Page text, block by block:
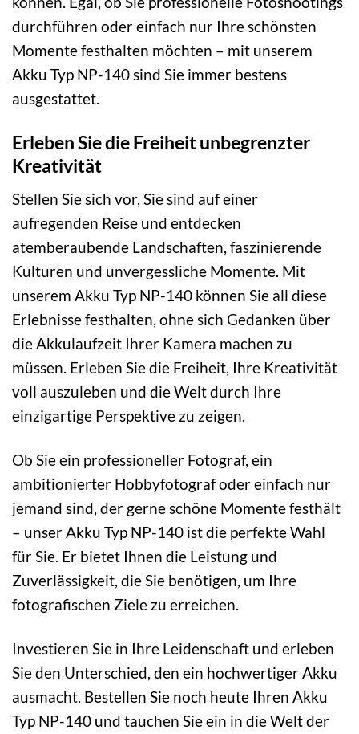
durchführen oder einfach nur Ihre schönsten
Momente festhalten möchten – mit unserem
Akku Typ NP-140 sind Sie immer bestens
ausgestattet.
Erleben Sie die Freiheit unbegrenzter
Kreativität
Stellen Sie sich vor, Sie sind auf einer
aufregenden Reise und entdecken
atemberaubende Landschaften, faszinierende
Kulturen und unvergessliche Momente. Mit
unserem Akku Typ NP-140 können Sie all diese
Erlebnisse festhalten, ohne sich Gedanken über
die Akkulaufzeit Ihrer Kamera machen zu
müssen. Erleben Sie die Freiheit, Ihre Kreativität
voll auszuleben und die Welt durch Ihre
einzigartige Perspektive zu zeigen.
Ob Sie ein professioneller Fotograf, ein
ambitionierter Hobbyfotograf oder einfach nur
jemand sind, der gerne schöne Momente festhält
– unser Akku Typ NP-140 ist die perfekte Wahl
für Sie. Er bietet Ihnen die Leistung und
Zuverlässigkeit, die Sie benötigen, um Ihre
fotografischen Ziele zu erreichen.
Investieren Sie in Ihre Leidenschaft und erleben
Sie den Unterschied, den ein hochwertiger Akku
ausmacht. Bestellen Sie noch heute Ihren Akku
Typ NP-140 und tauchen Sie ein in die Welt der